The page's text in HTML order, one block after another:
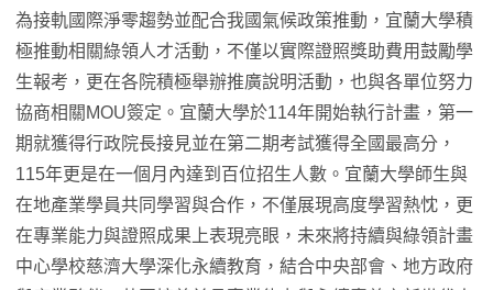
為接軌國際淨零趨勢並配合我國氣候政策推動，宜蘭大學積
極推動相關綠領人才活動，不僅以實際證照獎助費用鼓勵學
生報考，更在各院積極舉辦推廣說明活動，也與各單位努力
協商相關MOU簽定。宜蘭大學於114年開始執行計畫，第一
期就獲得行政院長接見並在第二期考試獲得全國最高分，
115年更是在一個月內達到百位招生人數。宜蘭大學師生與
在地產業學員共同學習與合作，不僅展現高度學習熱忱，更
在專業能力與證照成果上表現亮眼，未來將持續與綠領計畫
中心學校慈濟大學深化永續教育，結合中央部會、地方政府